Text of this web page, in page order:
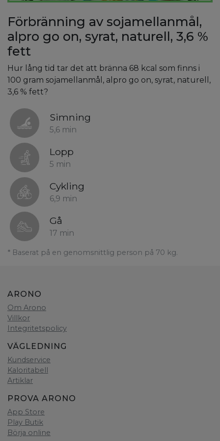
Förbränning av sojamellanmål,
alpro go on, syrat, naturell, 3,6 %
fett
Hur lång tid tar det att bränna 68 kcal som finns i
100 gram sojamellanmål, alpro go on, syrat, naturell,
3,6 % fett?
Simning
5,6 min
Lopp
5 min
Cykling
6,9 min
Gå
17 min
* Baserat på en genomsnittlig person på 70 kg.
ARONO
Om Arono
Villkor
Integritetspolicy
VÄGLEDNING
Kundservice
Kaloritabell
Artiklar
PROVA ARONO
App Store
Play Butik
Börja online